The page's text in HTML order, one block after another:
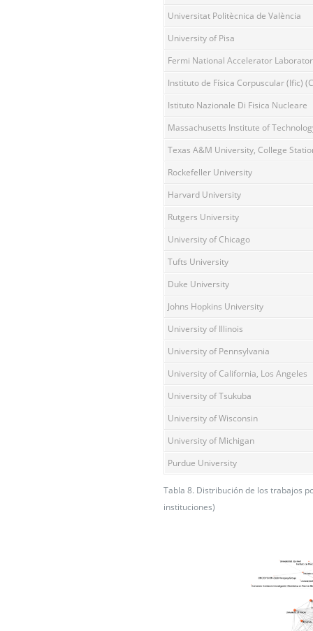
Tabla 8. Distribución de los trabajos
instituciones)
Universitat Politècnica de València
University of Pisa
Fermi National Accelerator
Instituto de Física Corpuscular (Ific)
Istituto Nazionale Di Fisica Nucleare
Massachusetts Institute of
Texas A&M University, College
Rockefeller University
Harvard University
Rutgers University
University of Chicago
Tufts University
Duke University
Johns Hopkins University
University of Illinois
University of Pennsylvania
University of California, Los Angeles
University of Tsukuba
University of Wisconsin
University of Michigan
Purdue University